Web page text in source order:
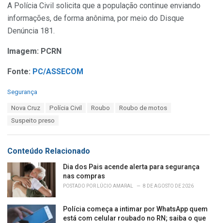
A Polícia Civil solicita que a população continue enviando
informações, de forma anônima, por meio do Disque
Denúncia 181.
Imagem: PCRN
Fonte: PC/ASSECOM
C
i
e
:
Segurança
Nova Cruz Polícia Civil Roubo
Roubo de motos
Suspeito preso
Conteúdo Relacionado
Dia dos Pais acende alerta para segurança
nas compras
POSTADO POR LÚCIO AMARAL 8 DE AGOSTO DE 2026
Polícia começa a intimar por WhatsApp quem
está com celular roubado no RN; saiba o que